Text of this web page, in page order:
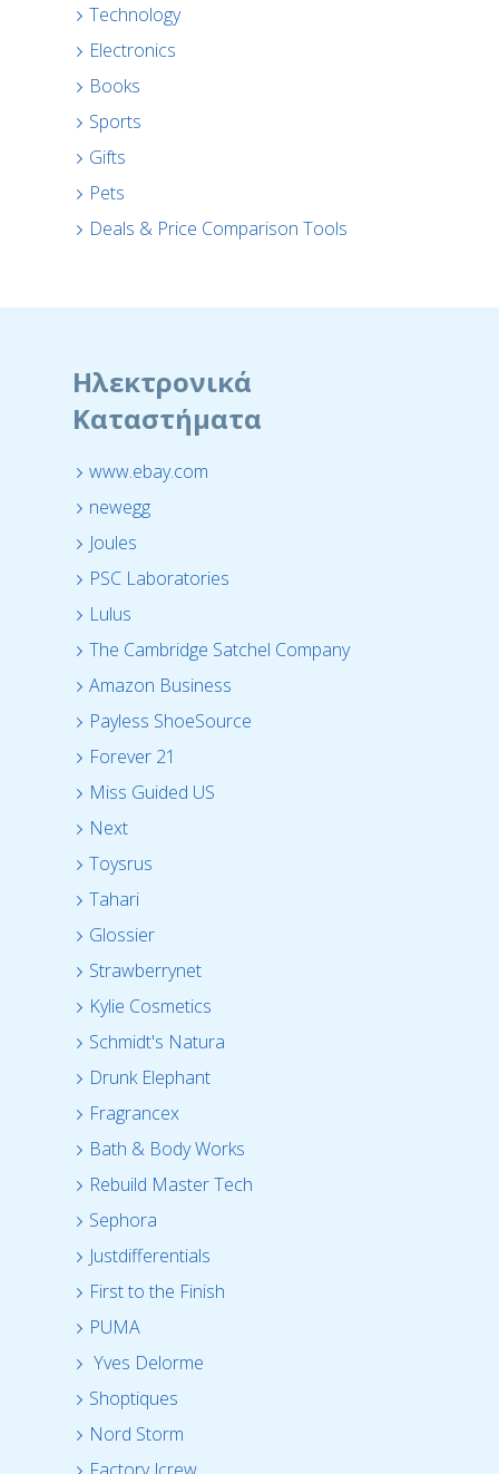
Technology
Electronics
Books
Sports
Gifts
Pets
Deals & Price Comparison Tools
Ηλεκτρονικά
Καταστήματα
www.ebay.com
newegg
Joules
PSC Laboratories
Lulus
The Cambridge Satchel Company
Amazon Business
Payless ShoeSource
Forever 21
Miss Guided US
Next
Toysrus
Tahari
Glossier
Strawberrynet
Kylie Cosmetics
Schmidt's Natura
Drunk Elephant
Fragrancex
Bath & Body Works
Rebuild Master Tech
Sephora
Justdifferentials
First to the Finish
PUMA
Yves Delorme
Shoptiques
Nord Storm